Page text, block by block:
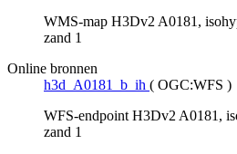
WMS-map H3Dv2 A0181,
zand 1
Online bronnen
h3d_A0181_b_ih ( OGC:WFS )
WFS-endpoint H3Dv2 A0181,
zand 1